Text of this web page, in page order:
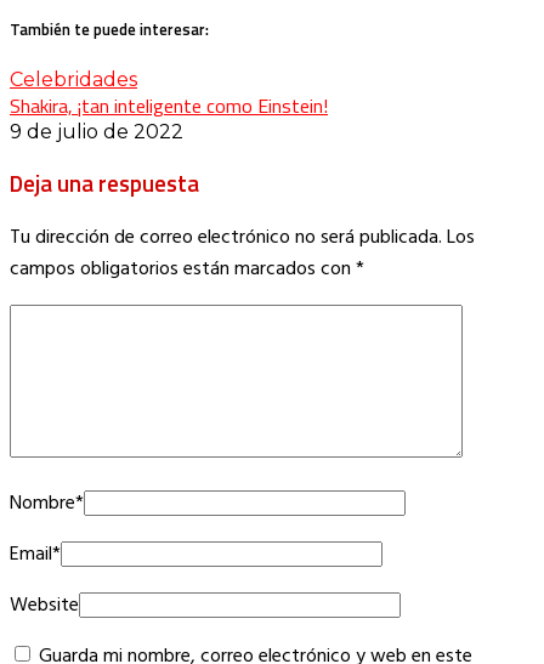
También te puede interesar:
Celebridades
Shakira, ¡tan inteligente como Einstein!
9 de julio de 2022
Deja una respuesta
Tu dirección de correo electrónico no será publicada.Los
campos obligatorios están marcados con*
Nombre*
Email*
Website
Guarda mi nombre, correo electrónico y web en este